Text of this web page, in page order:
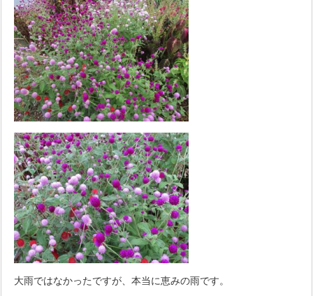
大雨ではなかったですが、本当に恵みの雨です。